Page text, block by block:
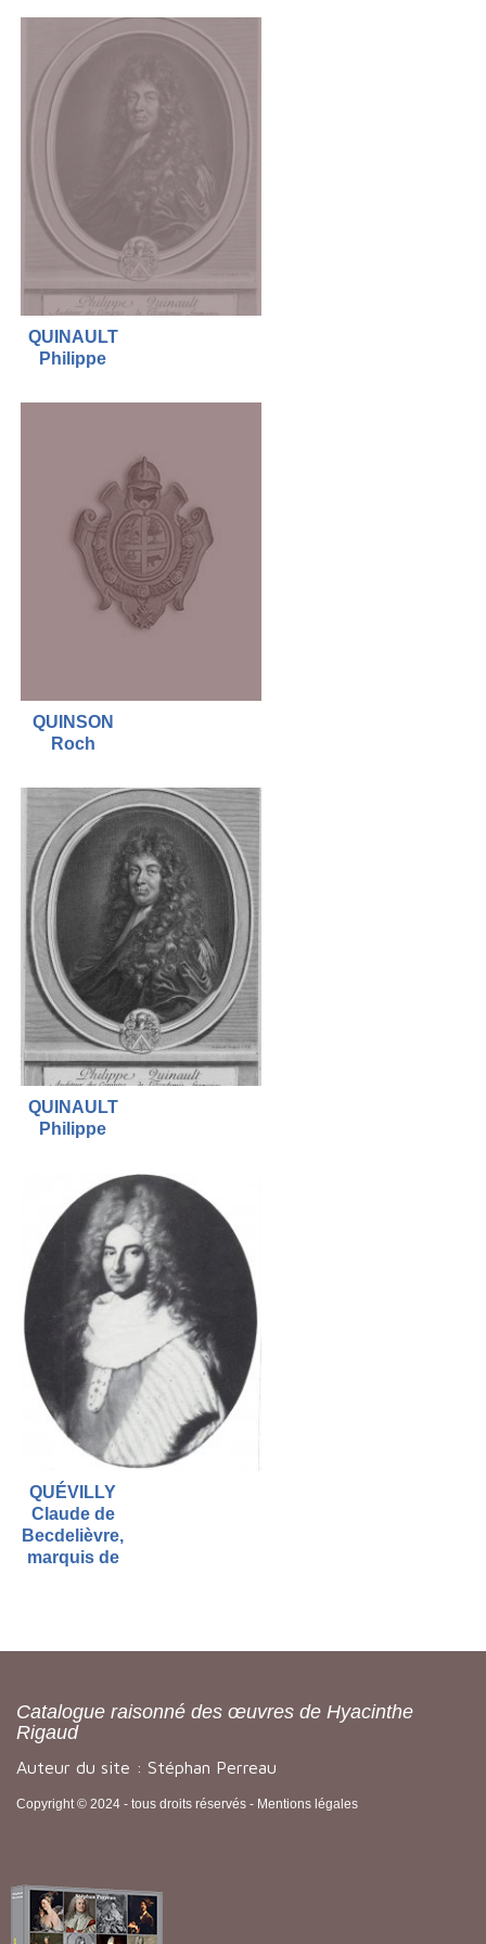
QUINAULT
Philippe
QUINSON
Roch
QUINAULT
Philippe
QUÉVILLY
Claude de
Becdelièvre,
marquis de
Catalogue raisonné des œuvres de Hyacinthe
Rigaud
Auteur du site : Stéphan Perreau
Copyright © 2024 - tous droits réservés - Mentions légales